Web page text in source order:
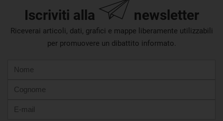
Iscriviti alla newsletter
Riceverai articoli, dati, grafici e mappe liberamente utilizzabili
per promuovere un dibattito informato.
mail